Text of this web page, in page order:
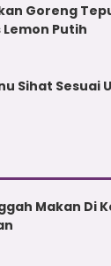
Goreng
Lemon Putih
Sihat Sesuai
Makan Di